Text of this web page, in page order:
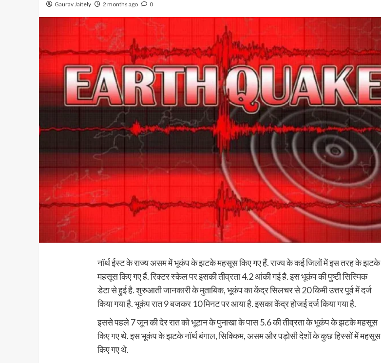
Gaurav Jaitely 2 months ago 0
नॉर्थ ईस्ट के राज्य असम में भूकंप के झटके महसूस किए गए हैं. राज्य के कई जिलों में इस तरह के झटके
महसूस किए गए हैं. रिक्टर स्केल पर इसकी तीव्रता 4.2 आंकी गई है. इस भूकंप की पुष्टी सिस्मिक
डेटा से हुई है. शुरुआती जानकारी के मुताबिक, भूकंप का केंद्र सिलचर से 20 किमी उत्तर पूर्व में दर्ज
किया गया है. भूकंप रात 9 बजकर 10 मिनट पर आया है. इसका केंद्र होजई दर्ज किया गया है.
इससे पहले 7 जून की देर रात को भूटान के पुनाखा के पास 5.6 की तीव्रता के भूकंप के झटके महसूस
किए गए थे. इस भूकंप के झटके नॉर्थ बंगाल, सिक्किम, असम और पड़ोसी देशों के कुछ हिस्सों में महसूस
किए गए थे.